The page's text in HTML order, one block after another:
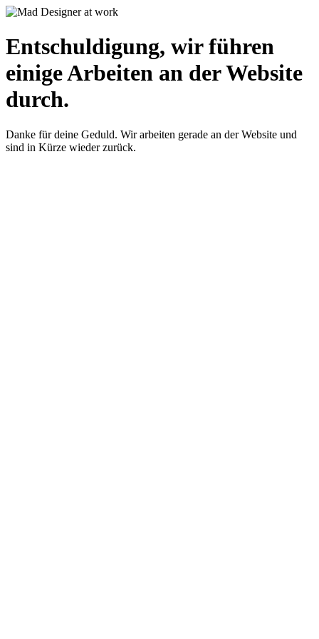
Entschuldigung, wir führen
einige Arbeiten an der Website
durch.
Danke für deine Geduld. Wir arbeiten gerade an der Website und
sind in Kürze wieder zurück.